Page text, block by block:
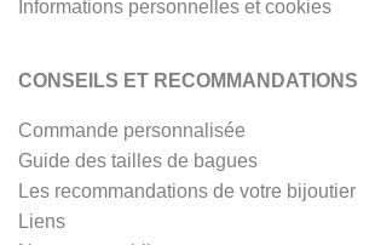
Informations personnelles et cookies
CONSEILS ET RECOMMANDATIONS
Commande personnalisée
Guide des tailles de bagues
Les recommandations de votre bijoutier
Liens